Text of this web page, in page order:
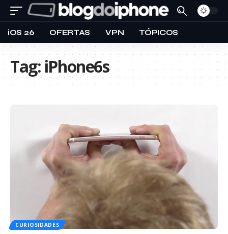
iOS 26 OFERTAS VPN TÓPICOS
Tag:iPhone6s
CURIOSIDADES